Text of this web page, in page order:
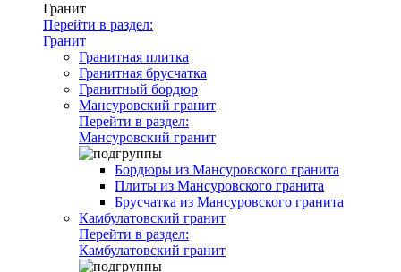
Гранит
Перейти в раздел:
Гранит
Гранитная плитка
Гранитная брусчатка
Гранитный бордюр
Мансуровский гранит
Перейти в раздел:
Мансуровский гранит
Бордюры из Мансуровского гранита
Плиты из Мансуровского гранита
Брусчатка из Мансуровского гранита
Камбулатовский гранит
Перейти в раздел:
Камбулатовский гранит